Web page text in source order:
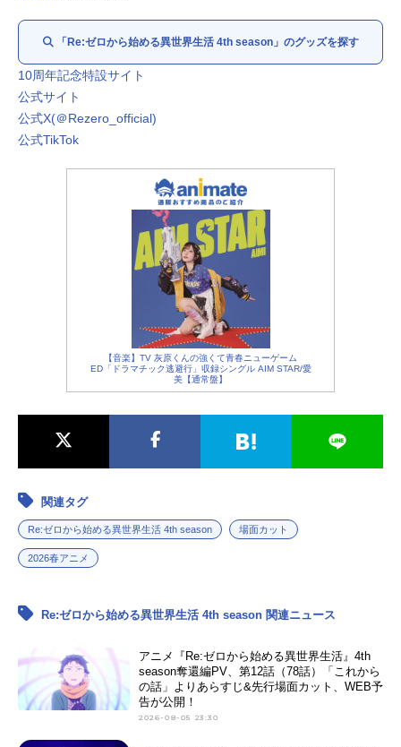
ルイ・アルネブ：小原好美
「Re:ゼロから始める異世界生活 4th season」のグッズを探す
10周年記念特設サイト
公式サイト
公式X(＠Rezero_official)
公式TikTok
【音楽】TV 灰原くんの強くて青春ニューゲーム
ED「ドラマチック逃避行」収録シングル AIM STAR/愛
美【通常盤】
関連タグ
Re:ゼロから始める異世界生活 4th season 場面カット
2026春アニメ
Re:ゼロから始める異世界生活 4th season 関連ニュース
アニメ『Re:ゼロから始める異世界生活』4th
season奪還編PV、第12話（78話）「これから
の話」よりあらすじ&先行場面カット、WEB予
告が公開！
2026-08-05 23:30